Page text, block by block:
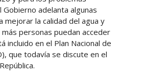
adelanta algunas
mejorar la calidad del agua y
personas puedan acceder
incluido en el Plan Nacional de
que todavía se discute en el